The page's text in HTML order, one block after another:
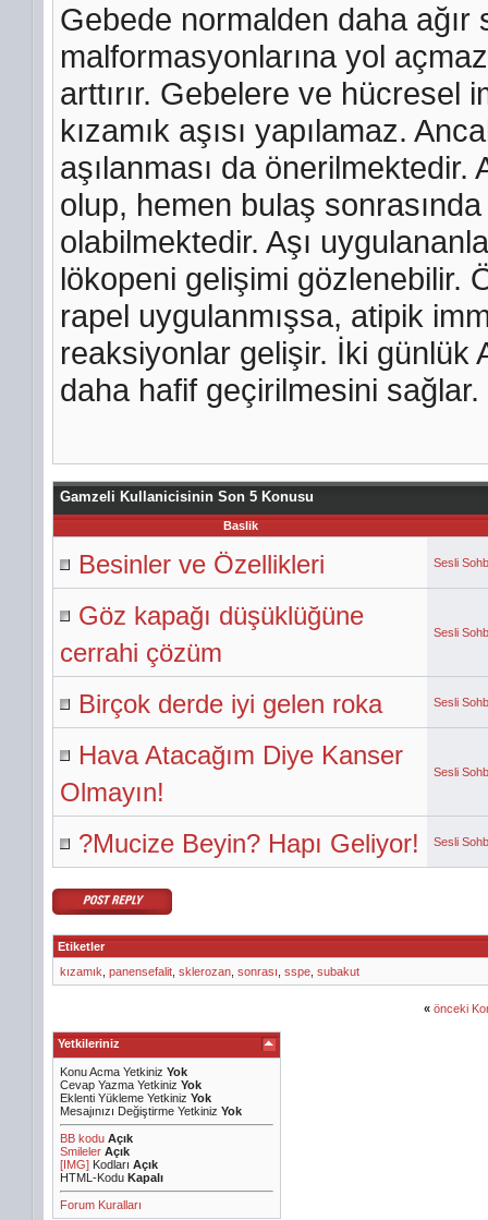
Gebede normalden daha ağır
malformasyonlarına yol
arttırır. Gebelere ve hücresel
kızamık aşısı yapılamaz.
aşılanması da önerilmektedir.
olup, hemen bulaş
olabilmektedir. Aşı
lökopeni gelişimi gözlenebilir.
rapel uygulanmışsa, atipik
reaksiyonlar gelişir. İki günlük
daha hafif geçirilmesini sağlar.
Gamzeli Kullanicisinin Son 5 Konusu
Baslik
Besinler ve Özellikleri Sesli
Göz kapağı düşüklüğüne
cerrahi çözüm
Sesli
Birçok derde iyi gelen roka Sesli
Hava Atacağım Diye Kanser
Olmayın!
Sesli
?Mucize Beyin? Hapı Geliyor! Sesli
Etiketler
kızamık panensefalit sklerozan sonrası sspe subakut
« önceki
Yetkileriniz
Konu Acma Yetkiniz Yok
Cevap Yazma Yetkiniz Yok
Eklenti Yükleme Yetkiniz Yok
Mesajınızı Değiştirme Yetkiniz Yok
BB kodu Açık
Smileler Açık
[IMG] Kodları Açık
HTML-Kodu Kapalı
Forum Kuralları